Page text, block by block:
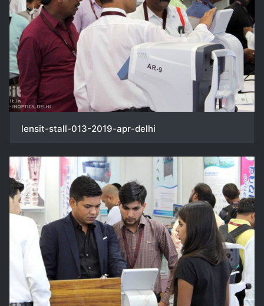
lensit-stall-013-2019-apr-delhi